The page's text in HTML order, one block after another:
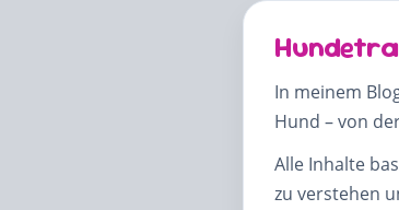
In meinem
Hund – von
Alle Inhalte
zu verstehen